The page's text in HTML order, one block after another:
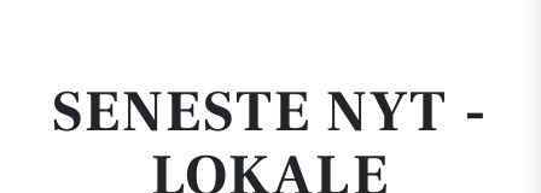
SENESTE NYT -
LOKALE